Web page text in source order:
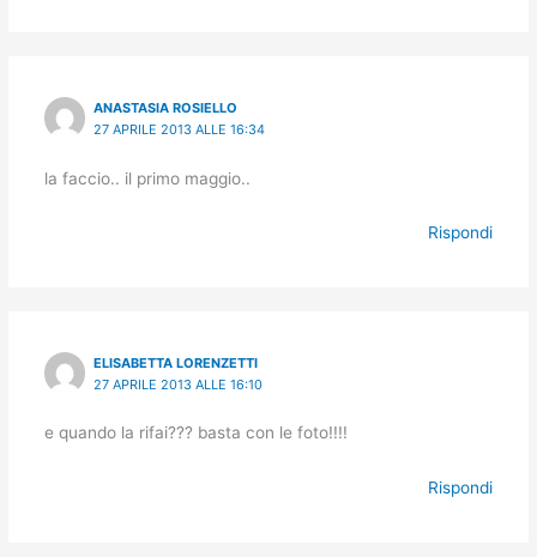
ANASTASIA ROSIELLO
27 APRILE 2013 ALLE 16:34
la faccio.. il primo maggio..
Rispondi
ELISABETTA LORENZETTI
27 APRILE 2013 ALLE 16:10
e quando la rifai??? basta con le foto!!!!
Rispondi